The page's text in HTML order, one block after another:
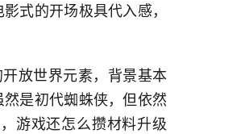
式的开场极具代入感，
放世界元素，背景基本
是初代蜘蛛侠，但依然
游戏还怎么攒材料升级